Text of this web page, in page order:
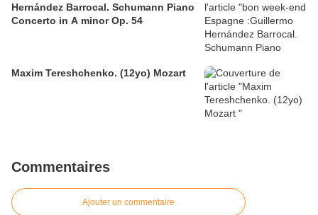
Hernández Barrocal. Schumann Piano
Concerto in A minor Op. 54
Maxim Tereshchenko. (12yo) Mozart
Commentaires
Ajouter un commentaire